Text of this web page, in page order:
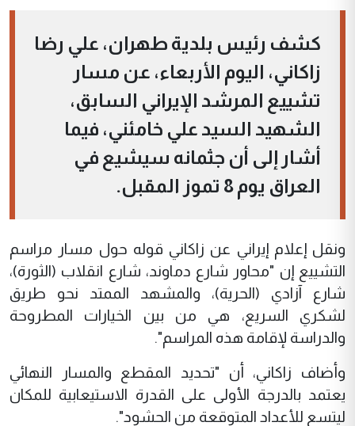
كشف رئيس بلدية طهران، علي رضا
زاكاني، اليوم الأربعاء، عن مسار
تشييع المرشد الإيراني السابق،
الشهيد السيد علي خامئني، فيما
أشار إلى أن جثمانه سيشيع في
العراق يوم 8 تموز المقبل.
ونقل إعلام إيراني عن زاكاني قوله حول مسار مراسم
التشييع إن "محاور شارع دماوند، شارع انقلاب (الثورة)،
شارع آزادي (الحرية)، والمشهد الممتد نحو طريق
لشكري السريع، هي من بين الخيارات المطروحة
والدراسة لإقامة هذه المراسم".
وأضاف زاكاني، أن "تحديد المقطع والمسار النهائي
يعتمد بالدرجة الأولى على القدرة الاستيعابية للمكان
ليتسع للأعداد المتوقعة من الحشود".